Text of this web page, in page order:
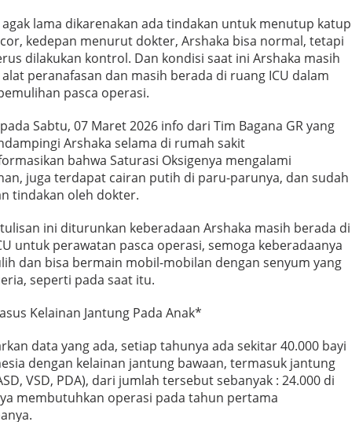
agak lama dikarenakan ada tindakan untuk menutup katup
kedepan menurut dokter, Arshaka bisa normal, tetapi
dilakukan kontrol. Dan kondisi saat ini Arshaka masih
peranafasan dan masih berada di ruang ICU dalam
pasca operasi.
Sabtu, 07 Maret 2026 info dari Tim Bagana GR yang
Arshaka selama di rumah sakit
bahwa Saturasi Oksigenya mengalami
juga terdapat cairan putih di paru-parunya, dan sudah
tindakan oleh dokter.
ini diturunkan keberadaan Arshaka masih berada di
untuk perawatan pasca operasi, semoga keberadaanya
dan bisa bermain mobil-mobilan dengan senyum yang
seperti pada saat itu.
Kelainan Jantung Pada Anak*
data yang ada, setiap tahunya ada sekitar 40.000 bayi
dengan kelainan jantung bawaan, termasuk jantung
VSD, PDA), dari jumlah tersebut sebanyak : 24.000 di
membutuhkan operasi pada tahun pertama